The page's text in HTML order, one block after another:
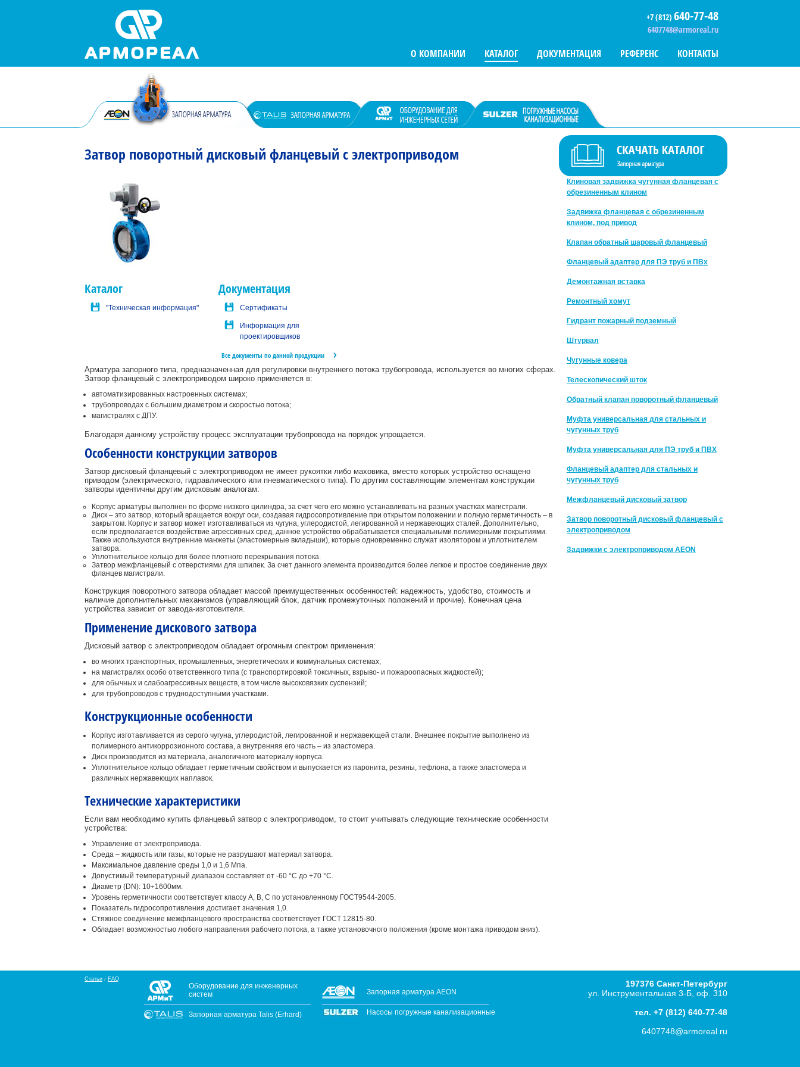
+7 (812) 640-77-48
6407748@armoreal.ru
О КОМПАНИИ КАТАЛОГ ДОКУМЕНТАЦИЯ РЕФЕРЕНС КОНТАКТЫ
Затвор поворотный дисковый фланцевый с электроприводом
Каталог
"Техническая информация"
Документация
Сертификаты
Информация для
проектировщиков
Все документы по данной продукции
Арматура запорного типа, предназначенная для регулировки внутреннего потока трубопровода, используется во многих сферах.
Затвор фланцевый с электроприводом широко применяется в:
автоматизированных настроенных системах;
трубопроводах с большим диаметром и скоростью потока;
магистралях с ДПУ.
Благодаря данному устройству процесс эксплуатации трубопровода на порядок упрощается.
Особенности конструкции затворов
Затвор дисковый фланцевый с электроприводом не имеет рукоятки либо маховика, вместо которых устройство оснащено
приводом (электрического, гидравлического или пневматического типа). По другим составляющим элементам конструкции
затворы идентичны другим дисковым аналогам:
Корпус арматуры выполнен по форме низкого цилиндра, за счет чего его можно устанавливать на разных участках магистрали.
Диск – это затвор, который вращается вокруг оси, создавая гидросопротивление при открытом положении и полную герметичность – в
закрытом. Корпус и затвор может изготавливаться из чугуна, углеродистой, легированной и нержавеющих сталей. Дополнительно,
если предполагается воздействие агрессивных сред, данное устройство обрабатывается специальными полимерными покрытиями.
Также используются внутренние манжеты (эластомерные вкладыши), которые одновременно служат изолятором и уплотнителем
затвора.
Уплотнительное кольцо для более плотного перекрывания потока.
Затвор межфланцевый с отверстиями для шпилек. За счет данного элемента производится более легкое и простое соединение двух
фланцев магистрали.
Конструкция поворотного затвора обладает массой преимущественных особенностей: надежность, удобство, стоимость и
наличие дополнительных механизмов (управляющий блок, датчик промежуточных положений и прочие). Конечная цена
устройства зависит от завода-изготовителя.
Применение дискового затвора
Дисковый затвор с электроприводом обладает огромным спектром применения:
во многих транспортных, промышленных, энергетических и коммунальных системах;
на магистралях особо ответственного типа (с транспортировкой токсичных, взрыво- и пожароопасных жидкостей);
для обычных и слабоагрессивных веществ, в том числе высоковязких суспензий;
для трубопроводов с труднодоступными участками.
Конструкционные особенности
Корпус изготавливается из серого чугуна, углеродистой, легированной и нержавеющей стали. Внешнее покрытие выполнено из
полимерного антикоррозионного состава, а внутренняя его часть – из эластомера.
Диск производится из материала, аналогичного материалу корпуса.
Уплотнительное кольцо обладает герметичным свойством и выпускается из паронита, резины, тефлона, а также эластомера и
различных нержавеющих наплавок.
Технические характеристики
Если вам необходимо купить фланцевый затвор с электроприводом, то стоит учитывать следующие технические особенности
устройства:
Управление от электропривода.
Среда – жидкость или газы, которые не разрушают материал затвора.
Максимальное давление среды 1,0 и 1,6 Мпа.
Допустимый температурный диапазон составляет от -60 °С до +70 °С.
Диаметр (DN): 10÷1600мм.
Уровень герметичности соответствует классу А, В, С по установленному ГОСТ9544-2005.
Показатель гидросопротивления достигает значения 1,0.
Стяжное соединение межфланцевого пространства соответствует ГОСТ 12815-80.
Обладает возможностью любого направления рабочего потока, а также установочного положения (кроме монтажа приводом вниз).
ЗАПОРНАЯ АРМАТУРА AEON
Клиновая задвижка чугунная фланцевая с
обрезиненным клином
Задвижка фланцевая с обрезиненным
клином, под привод
Клапан обратный шаровый фланцевый
Фланцевый адаптер для ПЭ труб и ПВх
Демонтажная вставка
Ремонтный хомут
Гидрант пожарный подземный
Штурвал
Чугунные ковера
Телескопический шток
Обратный клапан поворотный фланцевый
Муфта универсальная для стальных и
чугунных труб
Муфта универсальная для ПЭ труб и ПВХ
Фланцевый адаптер для стальных и
чугунных труб
Межфланцевый дисковый затвор
Затвор поворотный дисковый фланцевый с
электроприводом
Задвижки с электроприводом AEON
Статьи / FAQ
Оборудование для инженерных
систем
Запорная арматура Talis (Erhard)
Запорная арматура AEON
Насосы погружные канализационные
197376 Санкт-Петербург
ул. Инструментальная 3-Б, оф. 310
тел. +7 (812) 640-77-48
6407748@armoreal.ru